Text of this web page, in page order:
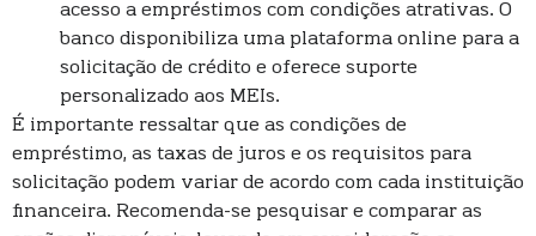
acesso a empréstimos com condições atrativas. O
banco disponibiliza uma plataforma online para a
solicitação de crédito e oferece suporte
personalizado aos MEIs.
É importante ressaltar que as condições de
empréstimo, as taxas de juros e os requisitos para
solicitação podem variar de acordo com cada instituição
financeira. Recomenda-se pesquisar e comparar as